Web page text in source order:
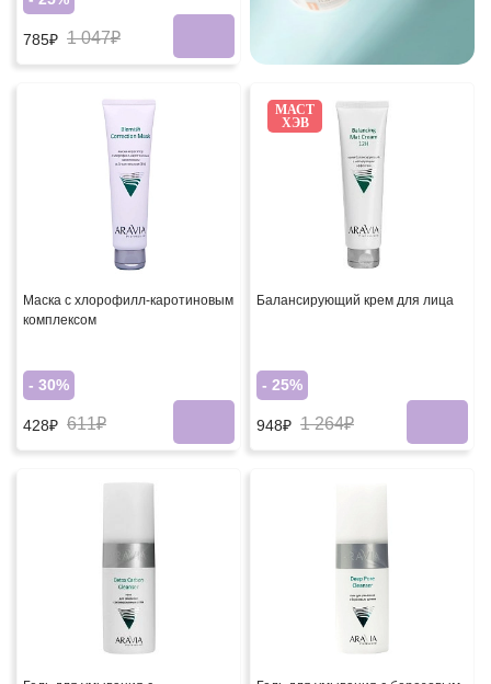
785₽ 1 047₽
Маска с хлорофилл-каротиновым
комплексом
- 30%
428₽ 611₽
МАСТ
ХЭВ
Балансирующий крем для лица
- 25%
948₽ 1 264₽